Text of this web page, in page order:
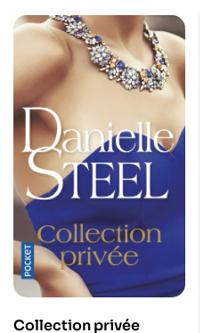
Collection privée